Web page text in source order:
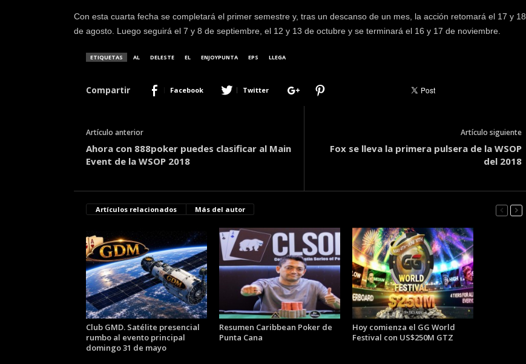
Con esta cuarta fecha se completará el primer semestre y, tras un descanso de un mes, la acción retomará el 17 y 18
de agosto. Luego seguirá el 7 y 8 de septiembre, el 12 y 13 de octubre y se terminará el 16 y 17 de noviembre.
ETIQUETAS AL DELESTE EL ENJOYPUNTA EPS LLEGA
Compartir Facebook Twitter
Artículo anterior
Ahora con 888poker puedes clasificar al Main
Event de la WSOP 2018
Artículo siguiente
Fox se lleva la primera pulsera de la WSOP
del 2018
Artículos relacionados Más del autor
Club GMD. Satélite presencial
rumbo al evento principal
domingo 31 de mayo
Resumen Caribbean Poker de
Punta Cana
Hoy comienza el GG World
Festival con US$250M GTZ